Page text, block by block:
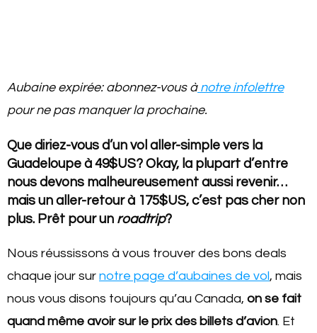
Aubaine expirée: abonnez-vous ànotre infolettre
pour ne pas manquer la prochaine.
Que diriez-vous d’un vol aller-simple vers la
Guadeloupe à 49$US? Okay, la plupart d’entre
nous devons malheureusement aussi revenir…
mais un aller-retour à 175$US, c’est pas cher non
plus. Prêt pour un roadtrip?
Nous réussissons à vous trouver des bons deals
chaque jour sur notre page d’aubaines de vol, mais
nous vous disons toujours qu’au Canada, on se fait
quand même avoir sur le prix des billets d’avion. Et